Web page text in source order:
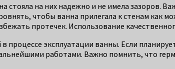
на них надежно и не имела зазоров.
чтобы ванна прилегала к стенам как
протечек. Использование
эксплуатации ванны. Если
работами. Важно помнить, что